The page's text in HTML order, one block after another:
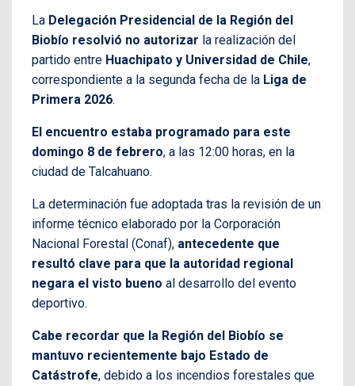
La Delegación Presidencial de la Región del
Biobío resolvió no autorizar la realización del
partido entre Huachipato y Universidad de Chile,
correspondiente a la segunda fecha de la Liga de
Primera 2026.
El encuentro estaba programado para este
domingo 8 de febrero, a las 12:00 horas, en la
ciudad de Talcahuano.
La determinación fue adoptada tras la revisión de un
informe técnico elaborado por la Corporación
Nacional Forestal (Conaf), antecedente que
resultó clave para que la autoridad regional
negara el visto bueno al desarrollo del evento
deportivo.
Cabe recordar que la Región del Biobío se
mantuvo recientemente bajo Estado de
Catástrofe, debido a los incendios forestales que